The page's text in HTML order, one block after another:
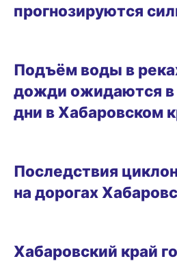
прогнозируются
Подъём воды в
дожди ожидаются
дни в Хабаровском
Последствия
на дорогах
Хабаровский край